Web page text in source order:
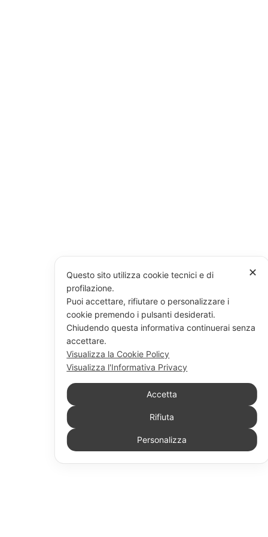
✕
Questo sito utilizza cookie tecnici e di
profilazione.
Puoi accettare, rifiutare o personalizzare i
cookie premendo i pulsanti desiderati.
Chiudendo questa informativa continuerai senza
accettare.
Visualizza la Cookie Policy
Visualizza l'Informativa Privacy
Accetta
Rifiuta
Personalizza